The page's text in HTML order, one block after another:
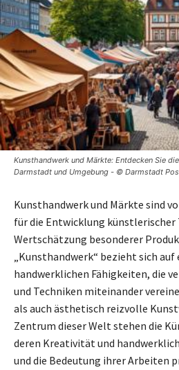
Kunsthandwerk und Märkte: Entdecken Sie
Darmstadt und Umgebung - © Darmstadt
Kunsthandwerk und Märkte sind
für die Entwicklung künstlerischer
Wertschätzung besonderer
„Kunsthandwerk“ bezieht sich
handwerklichen Fähigkeiten, die
und Techniken miteinander
als auch ästhetisch reizvolle
Zentrum dieser Welt stehen die
deren Kreativität und
und die Bedeutung ihrer Arbeiten